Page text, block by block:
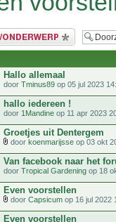
nieuw bericht
Hallo allemaal
door Tminus89 op 05 jul 2023
hallo iedereen !
door 1Mandine op 11 apr 2023
Groetjes uit Dentergem
door koenmarijsse op 03 okt
Van facebook naar het
door Tropical Gardening op 18
Even voorstellen
door Capsicum op 16 jul 2022
Even voorstellen